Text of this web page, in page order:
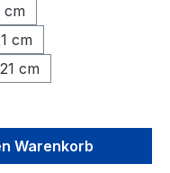
cm
cm
cm
Warenkorb